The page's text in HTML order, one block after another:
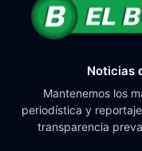
Noticias
Mantenemos los
periodística y
transparencia